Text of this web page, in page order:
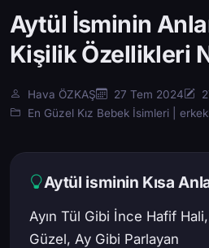
Aytül İsminin
Kişilik Özellikleri
Hava ÖZKAŞ 27 Tem 2024
En Güzel Kız Bebek İsimleri |
Aytül isminin Kısa
Ayın Tül Gibi İnce Hafif
Güzel, Ay Gibi Parlayan